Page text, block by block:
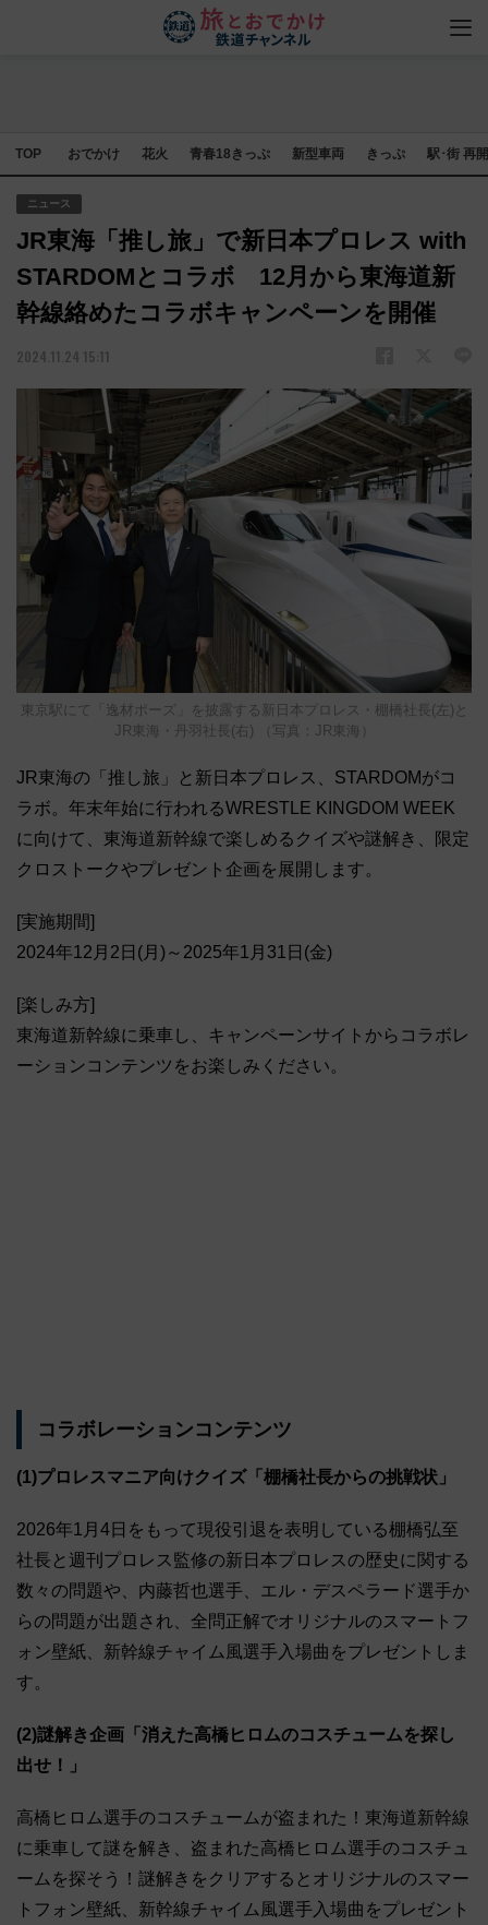
TOP おでかけ 花火 青春18きっぷ 新型車両 きっぷ 駅･街 再
ニュース
JR東海「推し旅」で新日本プロレス with
STARDOMとコラボ 12月から東海道新
幹線絡めたコラボキャンペーンを開催
2024.11.24 15:11
東京駅にて「逸材ポーズ」を披露する新日本プロレス・棚橋社長(左)と
JR東海・丹羽社長(右) （写真：JR東海）
JR東海の「推し旅」と新日本プロレス、STARDOMがコ
ラボ。年末年始に行われるWRESTLE KINGDOM WEEK
に向けて、東海道新幹線で楽しめるクイズや謎解き、限定
クロストークやプレゼント企画を展開します。
[実施期間]
2024年12月2日(月)～2025年1月31日(金)
[楽しみ方]
東海道新幹線に乗車し、キャンペーンサイトからコラボレ
ーションコンテンツをお楽しみください。
コラボレーションコンテンツ
(1)プロレスマニア向けクイズ「棚橋社長からの挑戦状」
2026年1月4日をもって現役引退を表明している棚橋弘至
社長と週刊プロレス監修の新日本プロレスの歴史に関する
数々の問題や、内藤哲也選手、エル・デスペラード選手か
らの問題が出題され、全問正解でオリジナルのスマートフ
ォン壁紙、新幹線チャイム風選手入場曲をプレゼントしま
す。
(2)謎解き企画「消えた高橋ヒロムのコスチュームを探し
出せ！」
高橋ヒロム選手のコスチュームが盗まれた！東海道新幹線
に乗車して謎を解き、盗まれた高橋ヒロム選手のコスチュ
ームを探そう！謎解きをクリアするとオリジナルのスマー
トフォン壁紙、新幹線チャイム風選手入場曲をプレゼント